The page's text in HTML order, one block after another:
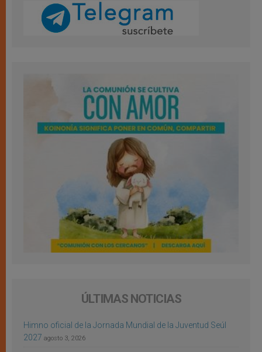
ÚLTIMAS NOTICIAS
Himno oficial de la Jornada Mundial de la Juventud Seúl
2027 agosto 3, 2026